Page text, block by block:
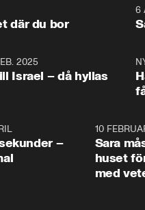
1:06
där du bor
6
2025
Israel – då hyllas
–
10
Sara
huset
med